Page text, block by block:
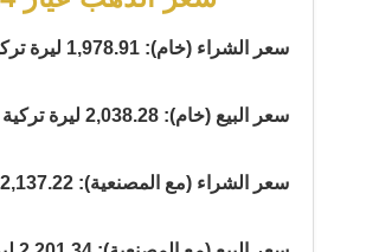
سعر الشراء (خام): 1,978.91 ليرة تركية
سعر البيع (خام): 2,038.28 ليرة تركية
سعر الشراء (مع المصنعية): 2,137.22 ليرة تركية